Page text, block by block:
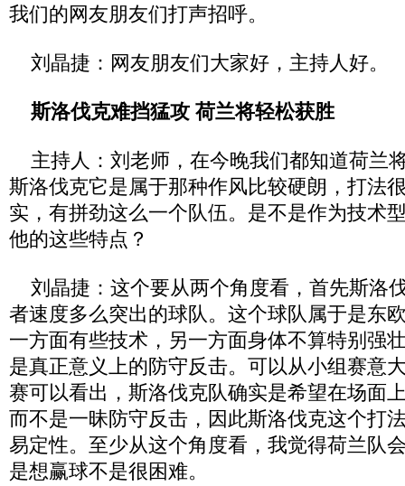
我们的网友朋友们打声招呼。
刘晶捷：网友朋友们大家好，主持人好。
斯洛伐克难挡猛攻 荷兰将轻松获胜
主持人：刘老师，在今晚我们都知道荷兰
斯洛伐克它是属于那种作风比较硬朗，打法
实，有拼劲这么一个队伍。是不是作为技术
他的这些特点？
刘晶捷：这个要从两个角度看，首先斯洛
者速度多么突出的球队。这个球队属于是东
一方面有些技术，另一方面身体不算特别强
是真正意义上的防守反击。可以从小组赛意
赛可以看出，斯洛伐克队确实是希望在场面
而不是一昧防守反击，因此斯洛伐克这个打
易定性。至少从这个角度看，我觉得荷兰队
是想赢球不是很困难。